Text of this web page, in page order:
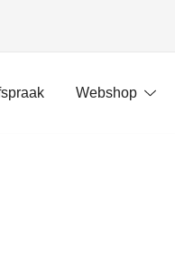
Webshop